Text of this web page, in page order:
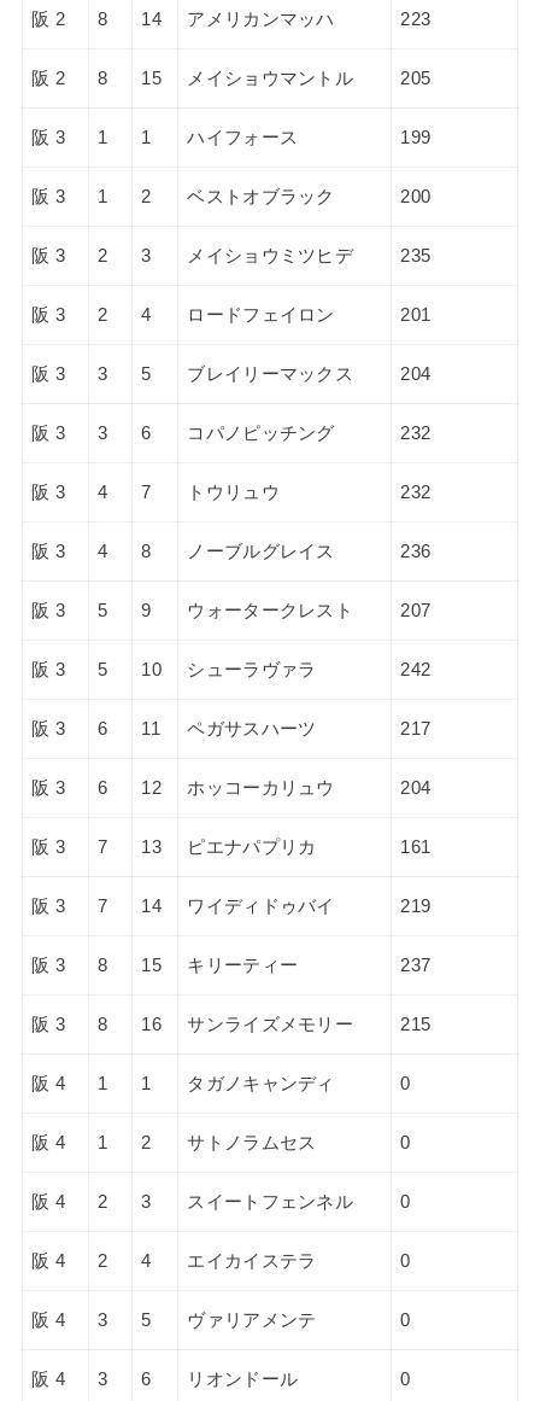
阪 2 8 14 アメリカンマッハ 223
阪 2 8 15 メイショウマントル 205
阪 3 1 1 ハイフォース 199
阪 3 1 2 ベストオブラック 200
阪 3 2 3 メイショウミツヒデ 235
阪 3 2 4 ロードフェイロン 201
阪 3 3 5 ブレイリーマックス 204
阪 3 3 6 コパノピッチング 232
阪 3 4 7 トウリュウ 232
阪 3 4 8 ノーブルグレイス 236
阪 3 5 9 ウォータークレスト 207
阪 3 5 10 シューラヴァラ 242
阪 3 6 11 ペガサスハーツ 217
阪 3 6 12 ホッコーカリュウ 204
阪 3 7 13 ピエナパプリカ 161
阪 3 7 14 ワイディドゥバイ 219
阪 3 8 15 キリーティー 237
阪 3 8 16 サンライズメモリー 215
阪 4 1 1 タガノキャンディ 0
阪 4 1 2 サトノラムセス 0
阪 4 2 3 スイートフェンネル 0
阪 4 2 4 エイカイステラ 0
阪 4 3 5 ヴァリアメンテ 0
阪 4 3 6 リオンドール 0